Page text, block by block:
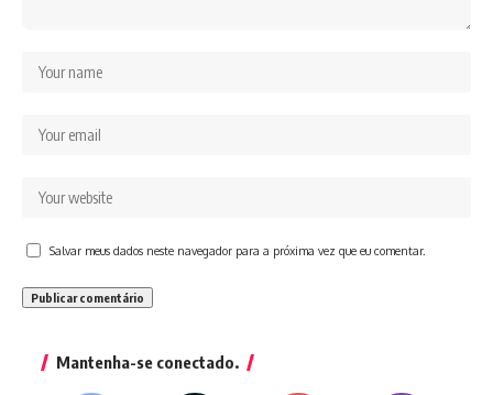
Salvar meus dados neste navegador para a próxima vez que eu comentar.
Mantenha-se conectado.